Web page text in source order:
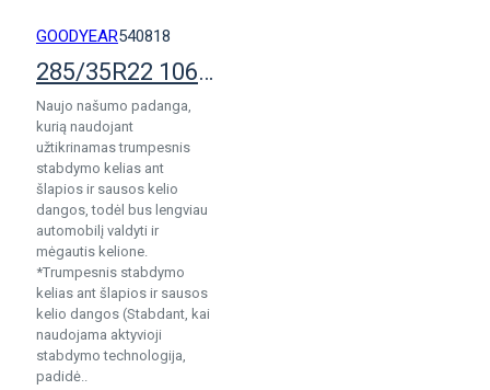
GOODYEAR540818
285/35R22 106W Goodyear Eagle F1 Asymm 3
Naujo našumo padanga,
kurią naudojant
užtikrinamas trumpesnis
stabdymo kelias ant
šlapios ir sausos kelio
dangos, todėl bus lengviau
automobilį valdyti ir
mėgautis kelione.
*Trumpesnis stabdymo
kelias ant šlapios ir sausos
kelio dangos (Stabdant, kai
naudojama aktyvioji
stabdymo technologija,
padidė..